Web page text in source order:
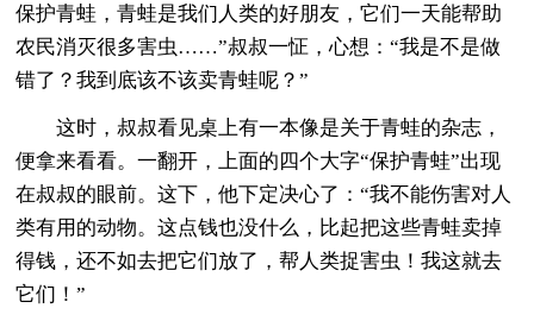
保护青蛙，青蛙是我们人类的好朋友，它们一天能帮助
农民消灭很多害虫……”叔叔一怔，心想：“我是不是做
错了？我到底该不该卖青蛙呢？”
这时，叔叔看见桌上有一本像是关于青蛙的杂志，
便拿来看看。一翻开，上面的四个大字“保护青蛙”出现
在叔叔的眼前。这下，他下定决心了：“我不能伤害对人
类有用的动物。这点钱也没什么，比起把这些青蛙卖掉
得钱，还不如去把它们放了，帮人类捉害虫！我这就去
它们！”